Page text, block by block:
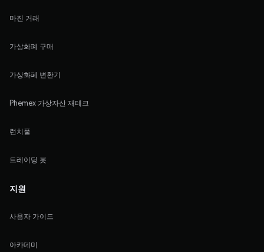
마진 거래
가상화폐 구매
가상화폐 변환기
Phemex 가상자산 재테크
런치풀
트레이딩 봇
지원
사용자 가이드
아카데미